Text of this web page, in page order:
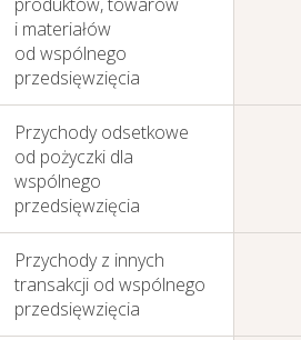
Zasady zarządzania
i materiałów
od wspólnego
przedsięwzięcia
Przychody odsetkowe
od pożyczki dla
wspólnego
przedsięwzięcia
Przychody z innych
transakcji od wspólnego
przedsięwzięcia